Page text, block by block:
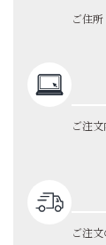
ご住
ご注
ご注文